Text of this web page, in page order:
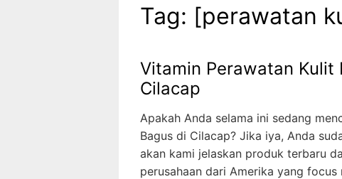
Tag: [perawatan
Vitamin Perawatan Kulit
Cilacap
Apakah Anda selama ini sedang
Bagus di Cilacap? Jika iya, Anda
akan kami jelaskan produk terbaru
perusahaan dari Amerika yang